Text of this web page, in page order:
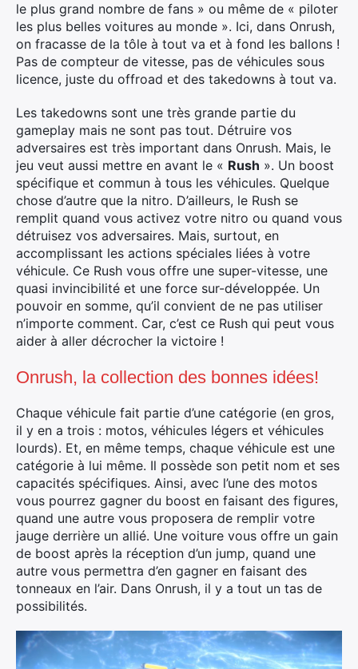
le plus grand nombre de fans » ou même de « piloter
les plus belles voitures au monde ». Ici, dans Onrush,
on fracasse de la tôle à tout va et à fond les ballons !
Pas de compteur de vitesse, pas de véhicules sous
licence, juste du offroad et des takedowns à tout va.
Les takedowns sont une très grande partie du
gameplay mais ne sont pas tout. Détruire vos
adversaires est très important dans Onrush. Mais, le
jeu veut aussi mettre en avant le « Rush ». Un boost
spécifique et commun à tous les véhicules. Quelque
chose d’autre que la nitro. D’ailleurs, le Rush se
remplit quand vous activez votre nitro ou quand vous
détruisez vos adversaires. Mais, surtout, en
accomplissant les actions spéciales liées à votre
véhicule. Ce Rush vous offre une super-vitesse, une
quasi invincibilité et une force sur-développée. Un
pouvoir en somme, qu’il convient de ne pas utiliser
n’importe comment. Car, c’est ce Rush qui peut vous
aider à aller décrocher la victoire !
Onrush, la collection des bonnes idées!
Chaque véhicule fait partie d’une catégorie (en gros,
il y en a trois : motos, véhicules légers et véhicules
lourds). Et, en même temps, chaque véhicule est une
catégorie à lui même. Il possède son petit nom et ses
capacités spécifiques. Ainsi, avec l’une des motos
vous pourrez gagner du boost en faisant des figures,
quand une autre vous proposera de remplir votre
jauge derrière un allié. Une voiture vous offre un gain
de boost après la réception d’un jump, quand une
autre vous permettra d’en gagner en faisant des
tonneaux en l’air. Dans Onrush, il y a tout un tas de
possibilités.